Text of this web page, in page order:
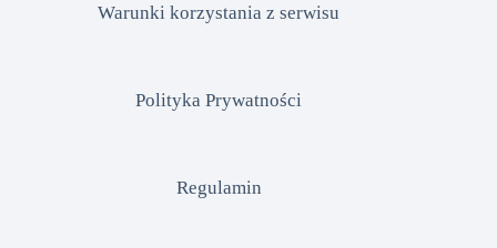
Warunki korzystania z serwisu
Polityka Prywatności
Regulamin